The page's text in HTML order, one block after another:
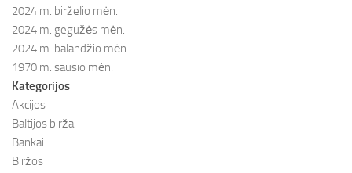
2024 m. birželio mėn.
2024 m. gegužės mėn.
2024 m. balandžio mėn.
1970 m. sausio mėn.
Kategorijos
Akcijos
Baltijos birža
Bankai
Biržos